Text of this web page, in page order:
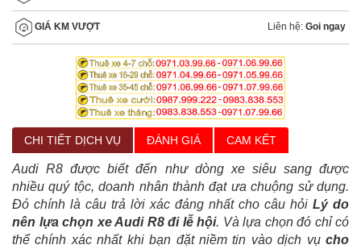
GIÁ KM VƯỢT Liên hệ: Goi ngay
CHI TIẾT DỊCH VỤ ĐÁNH GIÁ CAM KẾT
Audi R8 được biết đến như dòng xe siêu sang được
nhiều quý tộc, doanh nhân thành đạt ưa chuộng sử dụng.
Đó chính là câu trả lời xác đáng nhất cho câu hỏi Lý do
nên lựa chọn xe Audi R8 đi lễ hội. Và lựa chọn đó chỉ có
thể chính xác nhất khi bạn đặt niềm tin vào dịch vụ cho